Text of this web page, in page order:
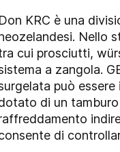
Don KRC è una
Nello
cui prosciutti,
a zangola.
può
di un
di